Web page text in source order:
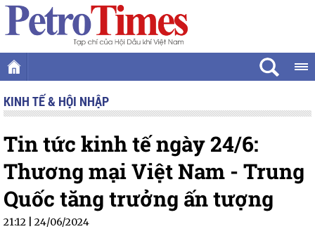
KINH TẾ & HỘI NHẬP
Tin tức kinh tế ngày 24/6:
Thương mại Việt Nam - Trung
Quốc tăng trưởng ấn tượng
21:12 | 24/06/2024